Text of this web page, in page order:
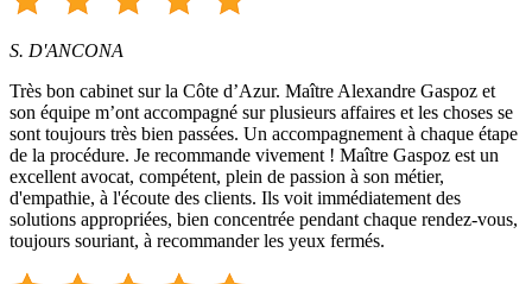
S. D'ANCONA
Très bon cabinet sur la Côte d’Azur. Maître Alexandre Gaspoz et
son équipe m’ont accompagné sur plusieurs affaires et les choses se
sont toujours très bien passées. Un accompagnement à chaque étape
de la procédure. Je recommande vivement ! Maître Gaspoz est un
excellent avocat, compétent, plein de passion à son métier,
d'empathie, à l'écoute des clients. Ils voit immédiatement des
solutions appropriées, bien concentrée pendant chaque rendez-vous,
toujours souriant, à recommander les yeux fermés.